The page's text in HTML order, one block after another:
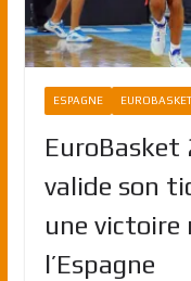
ESPAGNE EUROBASKET
EuroBasket
valide son
une victoire
l’Espagne